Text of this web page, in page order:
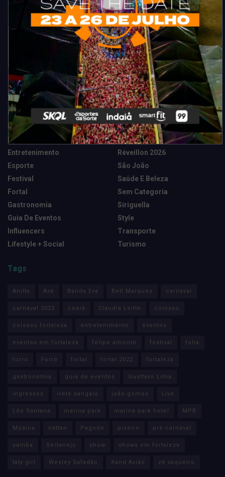
Categorias
Camarote Vip Junino
Cidade
Destaques
Entretenimento
Esporte
Festival
Fortal
Gastronomia
Guia De Eventos
Influencers
Lifestyle + Social
Marketing E Negócios
Música
News Tech
Réveillon 2026
São João
Saúde E Beleza
Sem Categoria
Siriguella
Style
Transporte
Turismo
Tags
Anitta Axé Banda Eva Bell Marques carnaval
carnaval 2022 ceará Claudia Leitte colosso
colosso fortaleza entretenimento eventos
eventos em fortaleza felipe amorim festival folia
forro Forró fortal fortal 2022 fortaleza
gastronomia guia de eventos Gusttavo Lima
ingressos ivete sangalo joão gomes Live
Léo Santana marina park marina park hotel MPB
Música nattan Pagode piseiro pré-carnaval
samba Sertanejo show shows em fortaleza
taty girl Wesley Safadão Xand Avião zé vaqueiro